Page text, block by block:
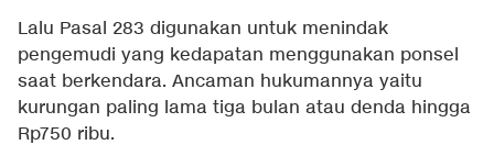
Lalu Pasal 283 digunakan untuk menindak
pengemudi yang kedapatan menggunakan ponsel
saat berkendara. Ancaman hukumannya yaitu
kurungan paling lama tiga bulan atau denda hingga
Rp750 ribu.